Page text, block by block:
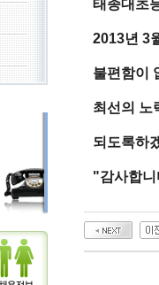
태종대초
2013년 3
불편함이
최선의 노
되도록하
"감사합